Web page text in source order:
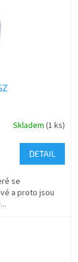
Skladem (1 ks)
DETAIL
se
a proto jsou